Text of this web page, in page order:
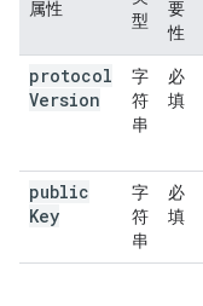
属性
型
要
性
protocol
Version
字
符
串
必
填
public
Key
字
符
串
必
填